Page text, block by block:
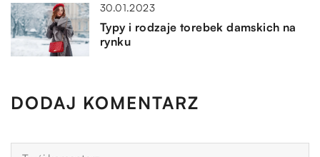
30.01.2023
Typy i rodzaje torebek damskich na
rynku
DODAJ KOMENTARZ